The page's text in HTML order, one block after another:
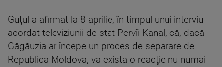
Guţul a afirmat la 8 aprilie, în timpul unui interviu
acordat televiziunii de stat Pervîi Kanal, că, dacă
Găgăuzia ar începe un proces de separare de
Republica Moldova, va exista o reacţie nu numai